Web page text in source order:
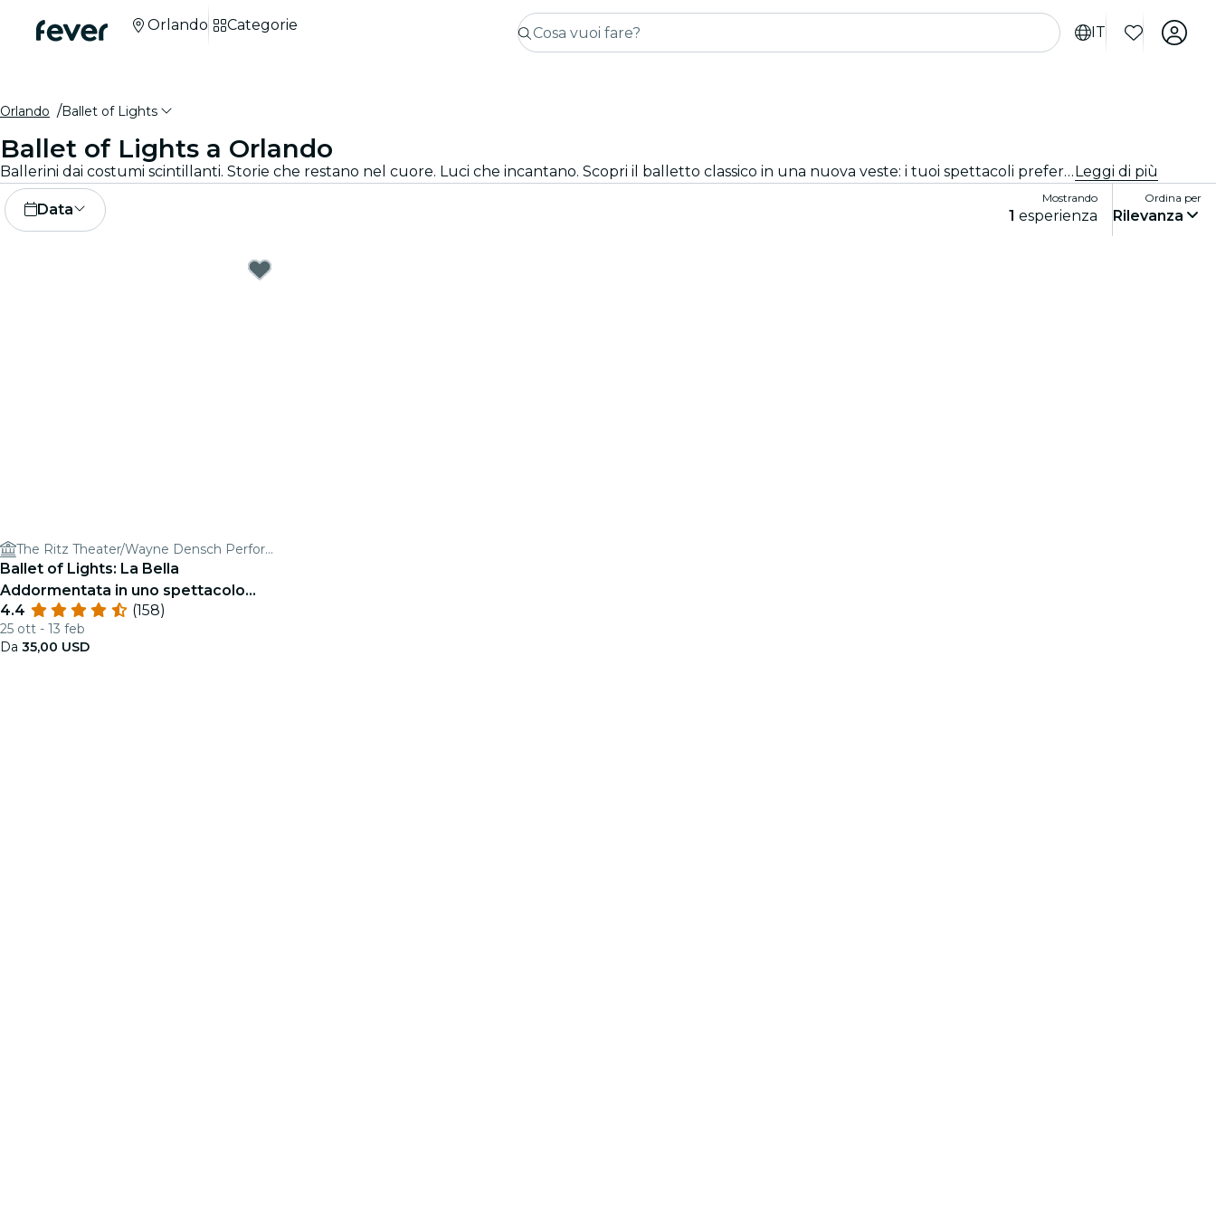
IT
Orlando Categorie
Orlando Ballet of Lights
Ballet of Lights a Orlando
Ballerini dai costumi scintillanti. Storie che restano nel cuore. Luci che incantano. Scopri il balletto classico in una nuova veste: i tuoi spettacoli preferiti, reinventati in un’esperienza unica e mozzafiato.Leggi di più
Data
Mostrando
1 esperienza
Ordina per
Rilevanza
The Ritz Theater/Wayne Densch Performing Arts Center
Ballet of Lights: La Bella
Addormentata in uno spettacolo
scintillante
4.4 (158)
25 ott - 13 feb
Da 35,00 USD